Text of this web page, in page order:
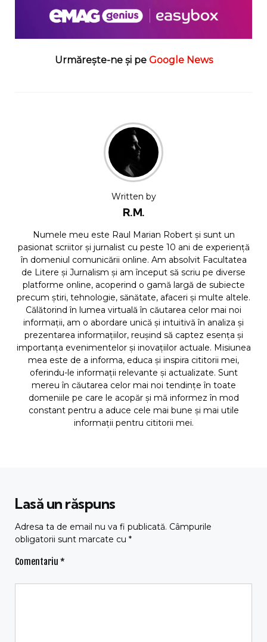
Urmărește-ne și pe Google News
Written by
R.M.
Numele meu este Raul Marian Robert și sunt un
pasionat scriitor și jurnalist cu peste 10 ani de experiență
în domeniul comunicării online. Am absolvit Facultatea
de Litere și Jurnalism și am început să scriu pe diverse
platforme online, acoperind o gamă largă de subiecte
precum știri, tehnologie, sănătate, afaceri și multe altele.
Călătorind în lumea virtuală în căutarea celor mai noi
informații, am o abordare unică și intuitivă în analiza și
prezentarea informațiilor, reușind să captez esența și
importanța evenimentelor și inovațiilor actuale. Misiunea
mea este de a informa, educa și inspira cititorii mei,
oferindu-le informații relevante și actualizate. Sunt
mereu în căutarea celor mai noi tendințe în toate
domeniile pe care le acopăr și mă informez în mod
constant pentru a aduce cele mai bune și mai utile
informații pentru cititorii mei.
Lasă un răspuns
Adresa ta de email nu va fi publicată. Câmpurile
obligatorii sunt marcate cu *
Comentariu *